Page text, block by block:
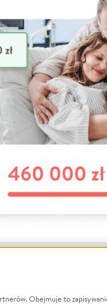
Zbieraj na
Obejmuje to